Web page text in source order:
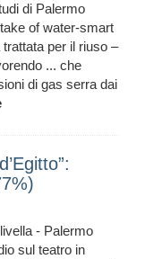
di Palermo
of water-smart
per il riuso –
... che
di gas serra dai
- Palermo
sul teatro in